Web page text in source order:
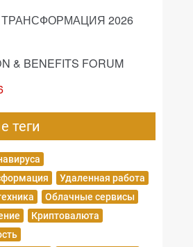
ТРАНСФОРМАЦИЯ 2026
& BENEFITS FORUM
теги
Удаленная работа
Облачные сервисы
Криптовалюта